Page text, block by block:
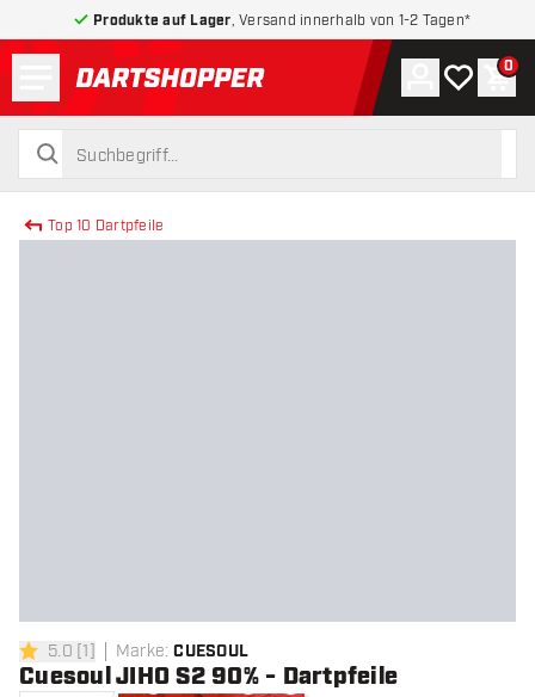
Produkte auf Lager , Versand innerhalb von 1-2 Tagen*
zurück zur Startseite
suchen
suchen
Konto
Meine 0
Top 10 Dartpfeile
5 Bewertungssterne
5.0 [1] Marke: CUESOUL
Cuesoul JIHO S2 90% - Dartpfeile